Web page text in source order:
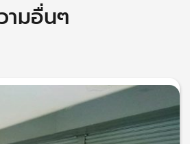
ามอื่นๆ